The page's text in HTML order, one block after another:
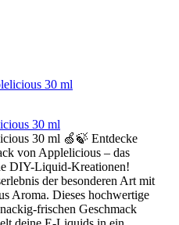
30 ml
30 ml 🍏🍃 Entdecke
von Applelicious – das
DIY-Liquid-Kreationen!
der besonderen Art mit
Aroma. Dieses hochwertige
frischen Geschmack